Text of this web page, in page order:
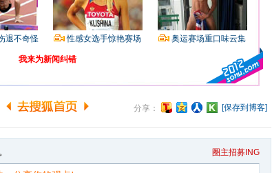
退不奇怪 性感女选手惊艳赛场 奥运赛场重口味云集
我来为新闻纠错
分享： [保存到博客]
圈主招募ING